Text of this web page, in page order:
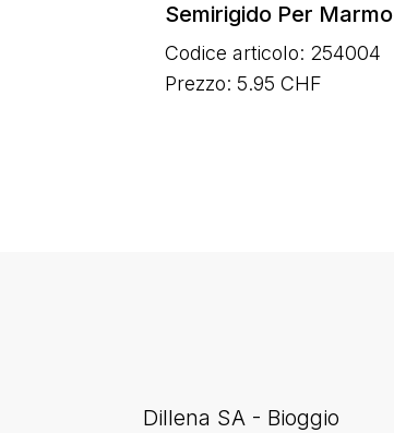
Semirigido Per Marmo
Codice articolo: 254004
Prezzo: 5.95 CHF
Dillena SA - Bioggio